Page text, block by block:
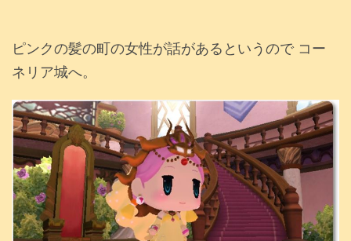
ピンクの髪の町の女性が話があるというので コー
ネリア城へ。